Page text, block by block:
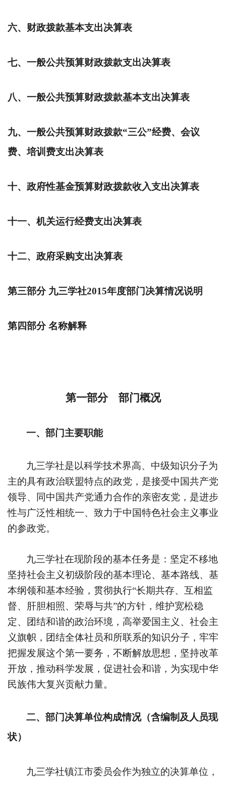
六、财政拨款基本支出决算表
七、一般公共预算财政拨款支出决算表
八、一般公共预算财政拨款基本支出决算表
九、一般公共预算财政拨款“三公”经费、会议
费、培训费支出决算表
十、政府性基金预算财政拨款收入支出决算表
十一、机关运行经费支出决算表
十二、政府采购支出决算表
第三部分 九三学社2015年度部门决算情况说明
第四部分 名称解释
第一部分 部门概况
一、部门主要职能
九三学社是以科学技术界高、中级知识分子为
主的具有政治联盟特点的政党，是接受中国共产党
领导、同中国共产党通力合作的亲密友党，是进步
性与广泛性相统一、致力于中国特色社会主义事业
的参政党。
九三学社在现阶段的基本任务是：坚定不移地
坚持社会主义初级阶段的基本理论、基本路线、基
本纲领和基本经验，贯彻执行“长期共存、互相监
督、肝胆相照、荣辱与共”的方针，维护宽松稳
定、团结和谐的政治环境，高举爱国主义、社会主
义旗帜，团结全体社员和所联系的知识分子，牢牢
把握发展这个第一要务，不断解放思想，坚持改革
开放，推动科学发展，促进社会和谐，为实现中华
民族伟大复兴贡献力量。
二、部门决算单位构成情况（含编制及人员现
状）
九三学社镇江市委员会作为独立的决算单位，